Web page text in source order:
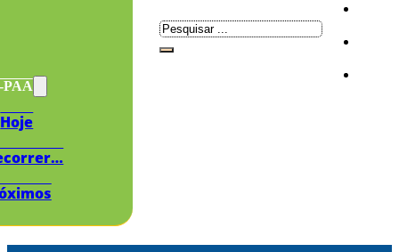
PAA
Hoje
Pesquisar